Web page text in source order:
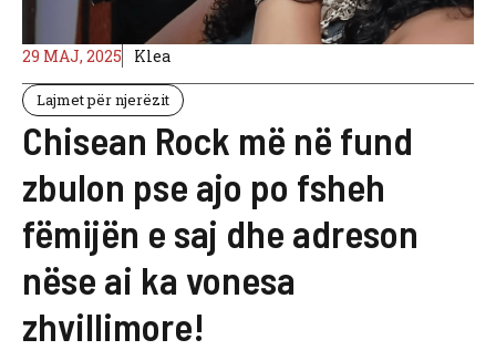
29 MAJ, 2025 Klea
Lajmet për njerëzit
Chisean Rock më në fund
zbulon pse ajo po fsheh
fëmijën e saj dhe adreson
nëse ai ka vonesa
zhvillimore!